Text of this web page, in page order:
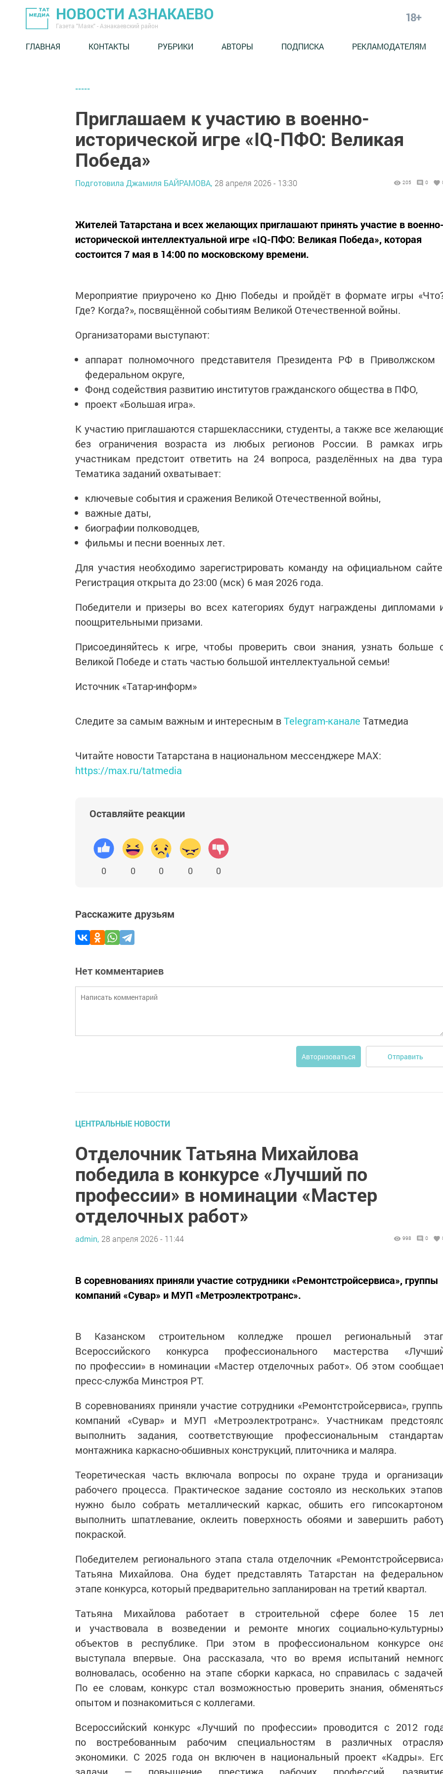
НОВОСТИ АЗНАКАЕВО
Газета "Маяк" - Азнакаевский район
18+
ГЛАВНАЯ КОНТАКТЫ РУБРИКИ АВТОРЫ ПОДПИСКА РЕКЛАМОДАТЕЛЯМ
-----
Приглашаем к участию в военно-
исторической игре «IQ-ПФО: Великая
Победа»
Подготовила Джамиля БАЙРАМОВА, 28 апреля 2026 - 13:30 205 0
Жителей Татарстана и всех желающих приглашают принять участие в военно-
исторической интеллектуальной игре «IQ-ПФО: Великая Победа», которая
состоится 7 мая в 14:00 по московскому времени.
Мероприятие приурочено ко Дню Победы и пройдёт в формате игры
Где? Когда?», посвящённой событиям Великой Отечественной войны.
Организаторами выступают:
аппарат полномочного представителя Президента РФ в Приволжском
федеральном округе,
Фонд содействия развитию институтов гражданского общества в ПФО,
проект «Большая игра».
К участию приглашаются старшеклассники, студенты, а также все
без ограничения возраста из любых регионов России. В рамках
участникам предстоит ответить на 24 вопроса, разделённых на два
Тематика заданий охватывает:
ключевые события и сражения Великой Отечественной войны,
важные даты,
биографии полководцев,
фильмы и песни военных лет.
Для участия необходимо зарегистрировать команду на официальном
Регистрация открыта до 23:00 (мск) 6 мая 2026 года.
Победители и призеры во всех категориях будут награждены дипломами
поощрительными призами.
Присоединяйтесь к игре, чтобы проверить свои знания, узнать больше
Великой Победе и стать частью большой интеллектуальной семьи!
Источник «Татар-информ»
Следите за самым важным и интересным вTelegram-канале Татмедиа
Читайте новости Татарстана в национальном мессенджере MАХ:
https://max.ru/tatmedia
Оставляйте реакции
0 0 0 0 0
Расскажите друзьям
Нет комментариев
Авторизоваться Отправить
ЦЕНТРАЛЬНЫЕ НОВОСТИ
Отделочник Татьяна Михайлова
победила в конкурсе «Лучший по
профессии» в номинации «Мастер
отделочных работ»
admin, 28 апреля 2026 - 11:44 998 0
В соревнованиях приняли участие сотрудники «Ремонтстройсервиса», группы
компаний «Сувар» и МУП «Метроэлектротранс».
В Казанском строительном колледже прошел региональный
Всероссийского конкурса профессионального мастерства
по профессии» в номинации «Мастер отделочных работ». Об этом
пресс-служба Минстроя РТ.
В соревнованиях приняли участие сотрудники «Ремонтстройсервиса»,
компаний «Сувар» и МУП «Метроэлектротранс». Участникам
выполнить задания, соответствующие профессиональным
монтажника каркасно-обшивных конструкций, плиточника и маляра.
Теоретическая часть включала вопросы по охране труда и
рабочего процесса. Практическое задание состояло из нескольких
нужно было собрать металлический каркас, обшить его
выполнить шпатлевание, оклеить поверхность обоями и завершить
покраской.
Победителем регионального этапа стала отделочник
Татьяна Михайлова. Она будет представлять Татарстан на
этапе конкурса, который предварительно запланирован на третий квартал.
Татьяна Михайлова работает в строительной сфере более 15
и участвовала в возведении и ремонте многих социально-
объектов в республике. При этом в профессиональном конкурсе
выступала впервые. Она рассказала, что во время испытаний
волновалась, особенно на этапе сборки каркаса, но справилась с
По ее словам, конкурс стал возможностью проверить знания,
опытом и познакомиться с коллегами.
Всероссийский конкурс «Лучший по профессии» проводится с 2012
по востребованным рабочим специальностям в различных
экономики. С 2025 года он включен в национальный проект «Кадры».